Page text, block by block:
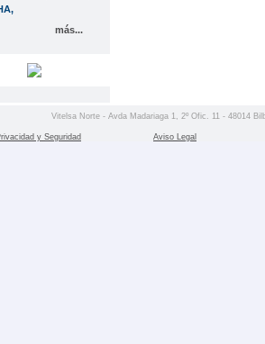
más...
Vitelsa Norte - Avda Madariaga 1, 2º Ofic. 11 - 48014
y Seguridad Aviso Legal